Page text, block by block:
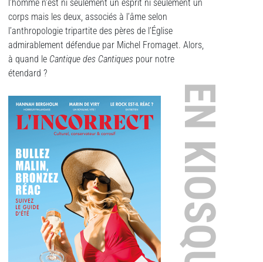
l’homme n’est ni seulement un esprit ni seulement un
corps mais les deux, associés à l’âme selon
l’anthropologie tripartite des pères de l’Église
admirablement défendue par Michel Fromaget. Alors,
à quand le Cantique des Cantiques pour notre
étendard ?
EN KIOSQUE